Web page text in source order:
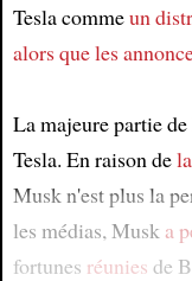
Tesla commeun
alors queles
La majeure partie de
Tesla. En raison de
Musk n'est plus la
les médias, Musk a
fortunes réunies de